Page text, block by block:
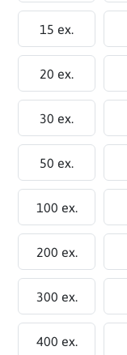
15 ex.
20 ex.
30 ex.
50 ex.
100 ex.
200 ex.
300 ex.
400 ex.